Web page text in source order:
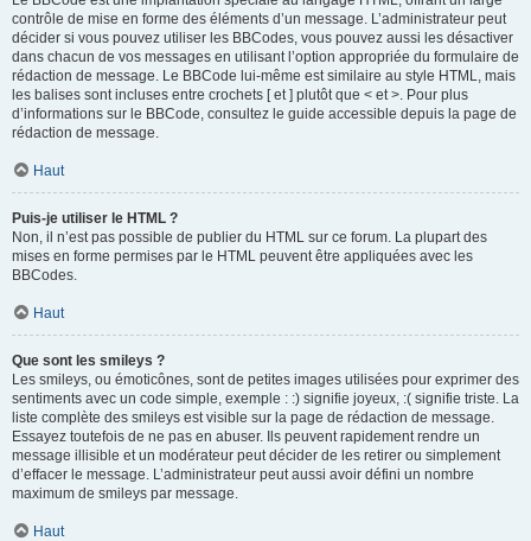
contrôle de mise en forme des éléments d’un message. L’administrateur peut
décider si vous pouvez utiliser les BBCodes, vous pouvez aussi les désactiver
dans chacun de vos messages en utilisant l’option appropriée du formulaire de
rédaction de message. Le BBCode lui-même est similaire au style HTML, mais
les balises sont incluses entre crochets [ et ] plutôt que < et >. Pour plus
d’informations sur le BBCode, consultez le guide accessible depuis la page de
rédaction de message.
Haut
Puis-je utiliser le HTML ?
Non, il n’est pas possible de publier du HTML sur ce forum. La plupart des
mises en forme permises par le HTML peuvent être appliquées avec les
BBCodes.
Haut
Que sont les smileys ?
Les smileys, ou émoticônes, sont de petites images utilisées pour exprimer des
sentiments avec un code simple, exemple : :) signifie joyeux, :( signifie triste. La
liste complète des smileys est visible sur la page de rédaction de message.
Essayez toutefois de ne pas en abuser. Ils peuvent rapidement rendre un
message illisible et un modérateur peut décider de les retirer ou simplement
d’effacer le message. L’administrateur peut aussi avoir défini un nombre
maximum de smileys par message.
Haut